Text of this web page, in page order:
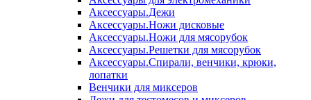
Аксессуары.Дежи
Аксессуары.Ножи дисковые
Аксессуары.Ножи для мясорубок
Аксессуары.Решетки для мясорубок
Аксессуары.Спирали, венчики, крюки,
лопатки
Венчики для миксеров